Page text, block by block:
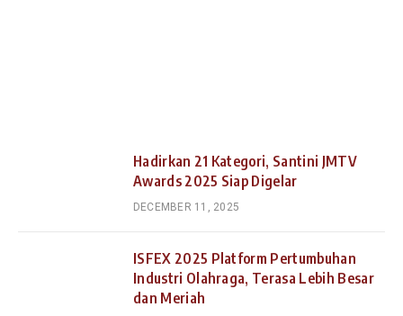
Hadirkan 21 Kategori, Santini JMTV
Awards 2025 Siap Digelar
DECEMBER 11, 2025
ISFEX 2025 Platform Pertumbuhan
Industri Olahraga, Terasa Lebih Besar
dan Meriah